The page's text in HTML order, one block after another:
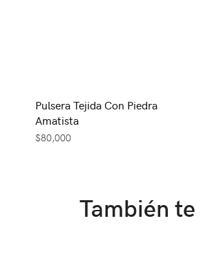
Pulsera Tejida Con Piedra
Amatista
$80,000
También